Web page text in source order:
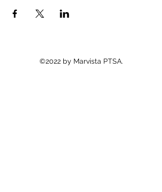
©2022 by Marvista PTSA.